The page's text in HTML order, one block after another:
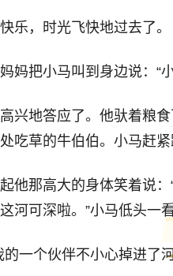
，时光飞快地过去了。
把小马叫到身边说：“小
地答应了。他驮着粮食
吃草的牛伯伯。小马赶
那高大的身体笑着说：“
河可深啦。”小马低头一
个伙伴不小心掉进了河